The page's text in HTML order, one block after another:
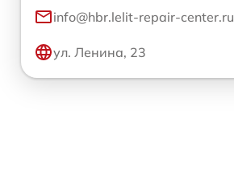
info@hbr.lelit-repair-center.ru
ул. Ленина, 23